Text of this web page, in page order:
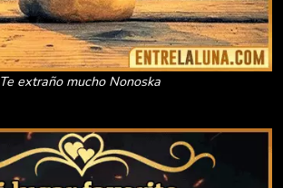
Te extraño mucho Nonoska